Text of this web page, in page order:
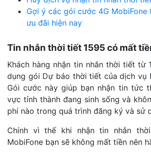
Gợi ý các gói cước 4G MobiFone
ưu đãi hiện nay
Tin nhắn thời tiết 1595 có mất
Khách hàng nhận tin nhắn thời tiết từ
dụng gói Dự báo thời tiết của dịch vụ
Gói cước này giúp bạn nhận tin tức
vực tỉnh thành đang sinh sống và
phí nào trong quá trình đăng ký và sử
Chính vì thế khi nhận tin nhắn
MobiFone bạn sẽ không mất tiền nên